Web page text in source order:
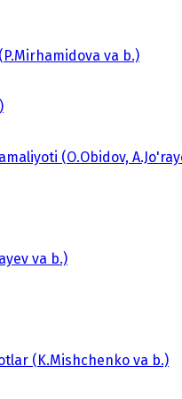
va b.)
(O.Obidov,
va b.)
(K.Mishchenko va b.)